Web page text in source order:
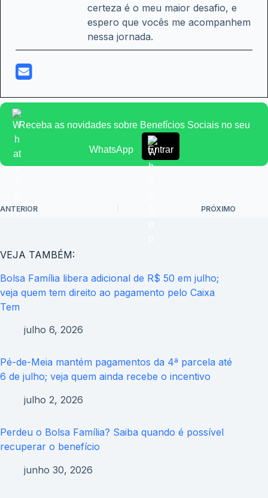
certeza é o meu maior desafio, e
espero que vocês me acompanhem
nessa jornada.
Receba as novidades sobre Benefícios Sociais no seu
WhatsApp Entrar
ANTERIOR PRÓXIMO
VEJA TAMBÉM:
Bolsa Família libera adicional de R$ 50 em julho;
veja quem tem direito ao pagamento pelo Caixa
Tem
julho 6, 2026
Pé-de-Meia mantém pagamentos da 4ª parcela até
6 de julho; veja quem ainda recebe o incentivo
julho 2, 2026
Perdeu o Bolsa Família? Saiba quando é possível
recuperar o benefício
junho 30, 2026